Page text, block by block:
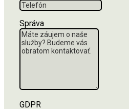
Správa
GDPR